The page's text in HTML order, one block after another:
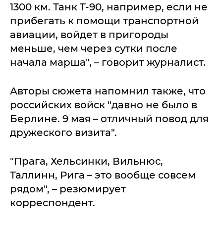
1300 км. Танк Т-90, например, если не
прибегать к помощи транспортной
авиации, войдет в пригороды
меньше, чем через сутки после
начала марша", – говорит журналист.
Авторы сюжета напомнил также, что
российских войск "давно не было в
Берлине. 9 мая – отличный повод для
дружеского визита".
"Прага, Хельсинки, Вильнюс,
Таллинн, Рига – это вообще совсем
рядом", – резюмирует
корреспондент.